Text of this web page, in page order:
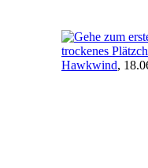
trockenes
Hawkwind,